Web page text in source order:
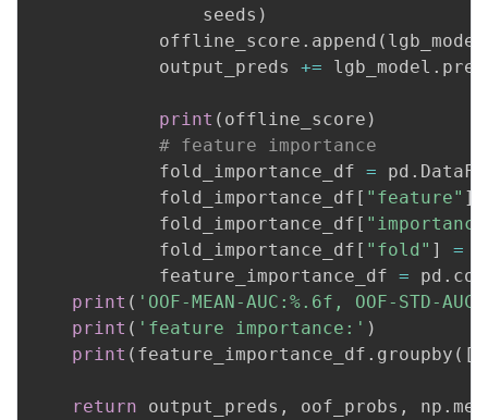
                seeds
)
            offline_score
. append ( lgb_model
            output_preds
+= lgb_model .
print ( offline_score )
# feature importance
            fold_importance_df
= pd .
            fold_importance_df
[ "feature" ]
            fold_importance_df
[
            fold_importance_df
[ "fold" ] =
            feature_importance_df
= pd .
print ( 'OOF-MEAN-AUC:%.6f, OOF-STD-
print ( 'feature importance:' )
print ( feature_importance_df . groupby ( [
return output_preds , oof_probs , np .